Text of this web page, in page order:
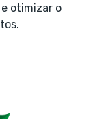
otimizar o